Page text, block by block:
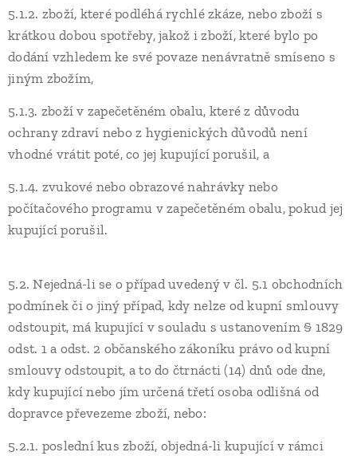
5.1.2. zboží, které podléhá rychlé zkáze, nebo zboží s
krátkou dobou spotřeby, jakož i zboží, které bylo po
dodání vzhledem ke své povaze nenávratně smíseno s
jiným zbožím,
5.1.3. zboží v zapečetěném obalu, které z důvodu
ochrany zdraví nebo z hygienických důvodů není
vhodné vrátit poté, co jej kupující porušil, a
5.1.4. zvukové nebo obrazové nahrávky nebo
počítačového programu v zapečetěném obalu, pokud jej
kupující porušil.
5.2. Nejedná-li se o případ uvedený v čl. 5.1 obchodních
podmínek či o jiný případ, kdy nelze od kupní smlouvy
odstoupit, má kupující v souladu s ustanovením § 1829
odst. 1 a odst. 2 občanského zákoníku právo od kupní
smlouvy odstoupit, a to do čtrnácti (14) dnů ode dne,
kdy kupující nebo jím určená třetí osoba odlišná od
dopravce převezeme zboží, nebo:
5.2.1. poslední kus zboží, objedná-li kupující v rámci